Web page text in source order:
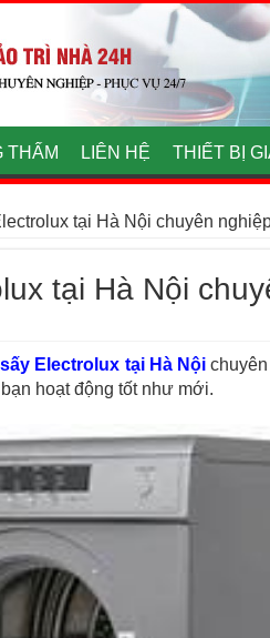
THẤM LIÊN HỆ THIẾT BỊ
tại Hà Nội chuyên
tại Hà Nội
Electrolux tại Hà Nội
hoạt động tốt như mới.